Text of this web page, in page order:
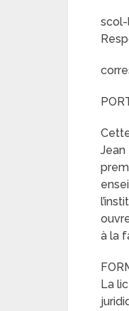
scol-
Jean
à la
La